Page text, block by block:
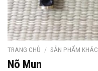
TRANG CHỦ / SẢN PHẨM KHÁC
Nõ Mun